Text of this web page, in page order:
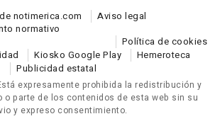
notimerica.com
Aviso legal
normativo
Política de cookies
Kiosko Google Play
Hemeroteca
Publicidad estatal
expresamente prohibida la redistribución y
o parte de los contenidos de esta web sin su
y expreso consentimiento.